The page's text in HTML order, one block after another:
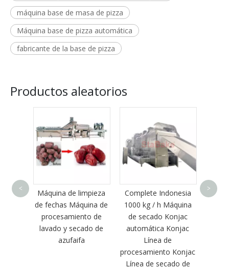
máquina base de masa de pizza
Máquina base de pizza automática
fabricante de la base de pizza
Productos aleatorios
Máquina de limpieza
de fechas Máquina de
procesamiento de
lavado y secado de
Complete Indonesia
1000 kg / h Máquina
de secado Konjac
automática Konjac
Línea de
procesamiento Konjac
Línea de secado de
rosquillas
para la
< >